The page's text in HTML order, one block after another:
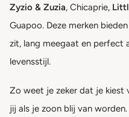
Zyzio & Zuzia, Chicaprie,
Guapoo. Deze merken
zit, lang meegaat en perfect
levensstijl.
Zo weet je zeker dat je kiest
jij als je zoon blij van worden.